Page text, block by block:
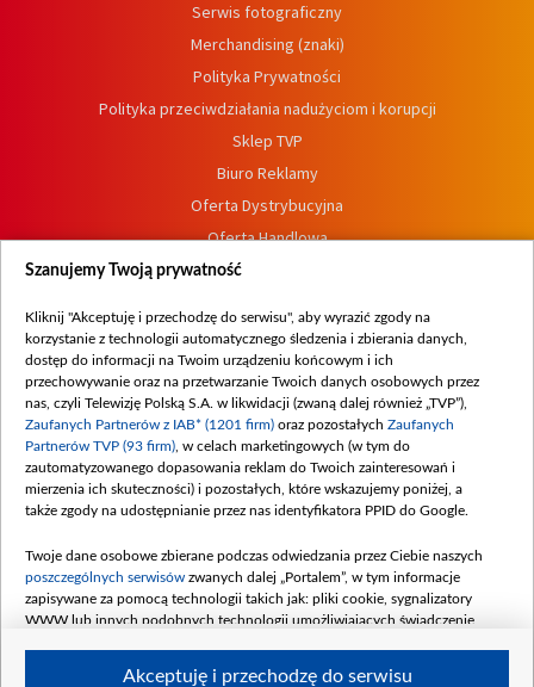
Serwis fotograficzny
Merchandising (znaki)
Polityka Prywatności
Polityka przeciwdziałania nadużyciom i korupcji
Sklep TVP
Biuro Reklamy
Oferta Dystrybucyjna
Oferta Handlowa
Dostępność
Procedura zgłoszeń wewnętrznych
Szanujemy Twoją prywatność
Kliknij "Akceptuję i przechodzę do serwisu", aby wyrazić zgody na
korzystanie z technologii automatycznego śledzenia i zbierania danych,
dostęp do informacji na Twoim urządzeniu końcowym i ich
przechowywanie oraz na przetwarzanie Twoich danych osobowych przez
nas, czyli Telewizję Polską S.A. w likwidacji (zwaną dalej również „TVP”),
Zaufanych Partnerów z IAB* (1201 firm) oraz pozostałych Zaufanych
Partnerów TVP (93 firm) , w celach marketingowych (w tym do
zautomatyzowanego dopasowania reklam do Twoich zainteresowań i
mierzenia ich skuteczności) i pozostałych, które wskazujemy poniżej, a
także zgody na udostępnianie przez nas identyfikatora PPID do Google.
Twoje dane osobowe zbierane podczas odwiedzania przez Ciebie naszych
poszczególnych serwisów zwanych dalej „Portalem”, w tym informacje
zapisywane za pomocą technologii takich jak: pliki cookie, sygnalizatory
WWW lub innych podobnych technologii umożliwiających świadczenie
Akceptuję i przechodzę do serwisu